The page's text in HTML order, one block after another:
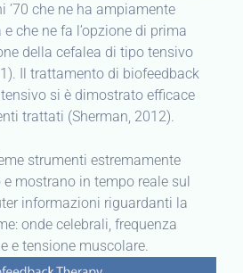
che ne ha ampiamente
che ne fa l’opzione di prima
della cefalea di tipo tensivo
Il trattamento di biofeedback
si è dimostrato efficace
trattati (Sherman, 2012).
strumenti estremamente
mostrano in tempo reale sul
informazioni riguardanti la
onde celebrali, frequenza
e tensione muscolare.